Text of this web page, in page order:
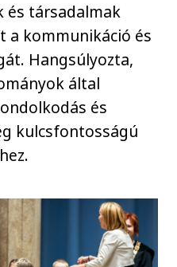
és társadalmak
a kommunikáció és
Hangsúlyozta,
által
és
kulcsfontosságú